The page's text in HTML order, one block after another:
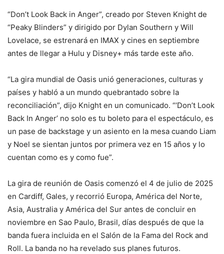
“Don’t Look Back in Anger”, creado por Steven Knight de
“Peaky Blinders” y dirigido por Dylan Southern y Will
Lovelace, se estrenará en IMAX y cines en septiembre
antes de llegar a Hulu y Disney+ más tarde este año.
“La gira mundial de Oasis unió generaciones, culturas y
países y habló a un mundo quebrantado sobre la
reconciliación”, dijo Knight en un comunicado. “‘Don’t Look
Back In Anger’ no solo es tu boleto para el espectáculo, es
un pase de backstage y un asiento en la mesa cuando Liam
y Noel se sientan juntos por primera vez en 15 años y lo
cuentan como es y como fue”.
La gira de reunión de Oasis comenzó el 4 de julio de 2025
en Cardiff, Gales, y recorrió Europa, América del Norte,
Asia, Australia y América del Sur antes de concluir en
noviembre en Sao Paulo, Brasil, días después de que la
banda fuera incluida en el Salón de la Fama del Rock and
Roll. La banda no ha revelado sus planes futuros.